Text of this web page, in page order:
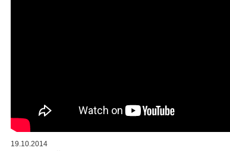
19.10.2014